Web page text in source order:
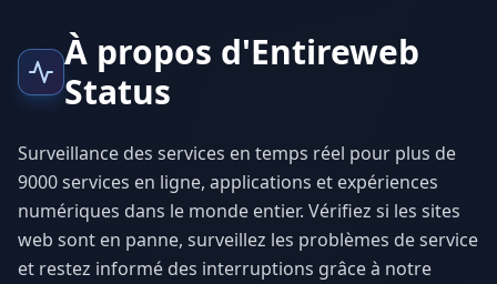
À propos d'Entireweb
Status
Surveillance des services en temps réel pour plus de
9000 services en ligne, applications et expériences
numériques dans le monde entier. Vérifiez si les sites
web sont en panne, surveillez les problèmes de service
et restez informé des interruptions grâce à notre